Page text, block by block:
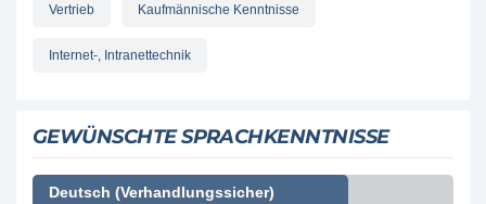
Vertrieb Kaufmännische Kenntnisse
Internet-, Intranettechnik
GEWÜNSCHTE SPRACHKENNTNISSE
Deutsch (Verhandlungssicher)